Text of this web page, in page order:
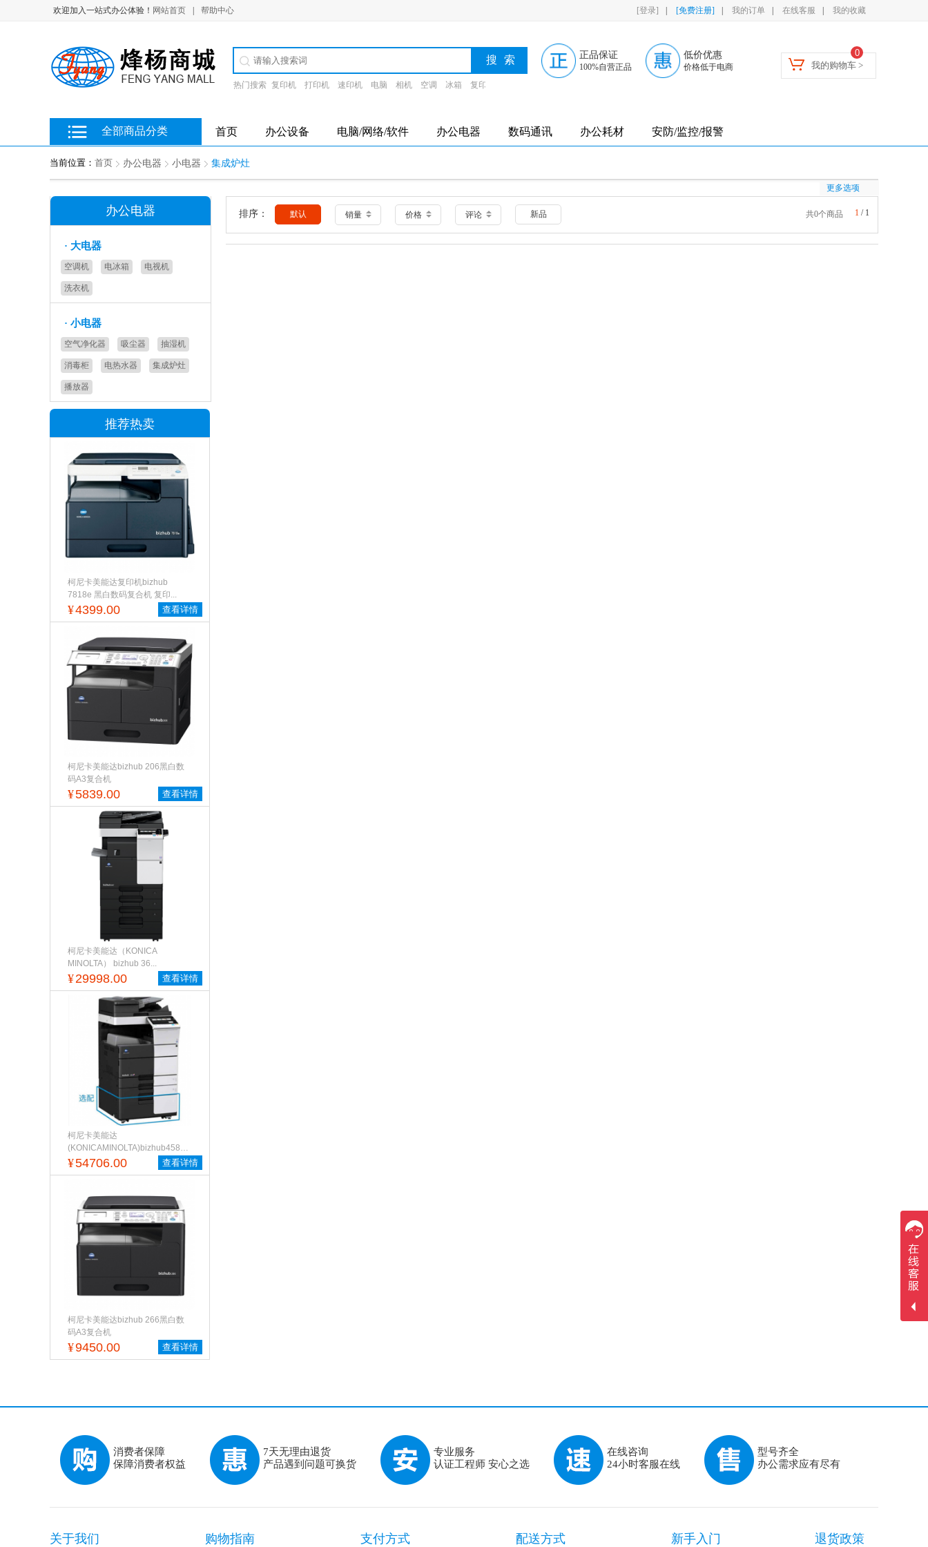
欢迎加入一站式办公体验！ 网站首页 帮助中心 [登录] [免费注册] 我的订单 在线客服 我的收藏
热门搜索 复印机 打印机 速印机 电脑 相机 空调 冰箱 复印纸
正品保证
100%自营正品
低价优惠
价格低于电商 我的购物车 >
0
全部商品分类 首页 办公设备 电脑/网络/软件 办公电器 数码通讯 办公耗材 安防/监控/报警
当前位置： 首页 办公电器 小电器 集成炉灶
更多选项
办公电器
· 大电器
空调机 电冰箱 电视机
洗衣机
· 小电器
空气净化器 吸尘器 抽湿机
消毒柜 电热水器 集成炉灶
播放器
推荐热卖
柯尼卡美能达复印机bizhub
7818e 黑白数码复合机 复印...
¥4399.00 查看详情
柯尼卡美能达bizhub 206黑白数
码A3复合机
¥5839.00 查看详情
柯尼卡美能达（KONICA
MINOLTA） bizhub 36...
¥29998.00 查看详情
柯尼卡美能达
(KONICAMINOLTA)bizhub458A3...
¥54706.00 查看详情
柯尼卡美能达bizhub 266黑白数
码A3复合机
¥9450.00 查看详情
排序： 默认 销量 价格 评论 新品 共0个商品 1 / 1
消费者保障
保障消费者权益
7天无理由退货
产品遇到问题可换货
专业服务
认证工程师 安心之选
在线咨询
24小时客服在线
型号齐全
办公需求应有尽有
关于我们 购物指南 支付方式 配送方式 新手入门 退货政策